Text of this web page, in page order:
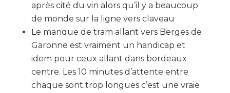
après cité du vin alors qu’il y a beaucoup
de monde sur la ligne vers claveau
Le manque de tram allant vers Berges de
Garonne est vraiment un handicap et
idem pour ceux allant dans bordeaux
centre. Les 10 minutes d’attente entre
chaque sont trop longues c’est une vraie